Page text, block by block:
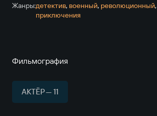
Жанры:детектив, военный, революционный,
приключе­ния
Фильмография
АКТЁР — 11